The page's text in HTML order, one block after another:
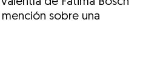
sobre una
Email
mediante Facebook
actual mediante Twitter
artículo actual mediante LinkedIn
el artículo actual mediante